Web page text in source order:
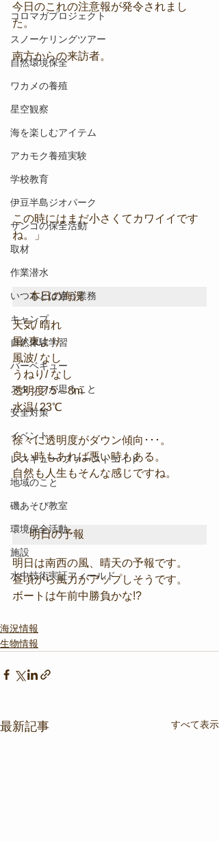
コロマガプロジェクト
スノーケリングツアー
自然環境保全
ワカメの養殖
星空観察
海を楽しむアイテム
アカモク養殖実験
学校教育
伊豆半島ジオパーク
サンゴの保全活動
取材
作業潜水
いつもとは違う業務
キャンプ
自然体験学習
バーベキュー
スタッフが思うこと
安全対策
イベント
レスキュー･ファーストエイド
地域のこと
磯あそび教室
環境保全活動
施設
水中技術実証フィールド
今日のこれの注意報が発令されまし
た。
南方からの来訪者。
この時にはまだ小さくてカワイイです
ね。」
本日の海況
天気/ 晴れ
風/ 東より
風波/ なし
うねり/ なし
透明度/ 5～8m
水温/ 23℃
徐々に透明度がダウン傾向･･･。
良い時もあれば悪い時もある。
自然も人生もそんな感じですね。
明日の予報
明日は南西の風、晴天の予報です。
昼頃から風力がアップしそうです。
ボートは午前中勝負かな!?
海況情報
生物情報
最新記事 すべて表示